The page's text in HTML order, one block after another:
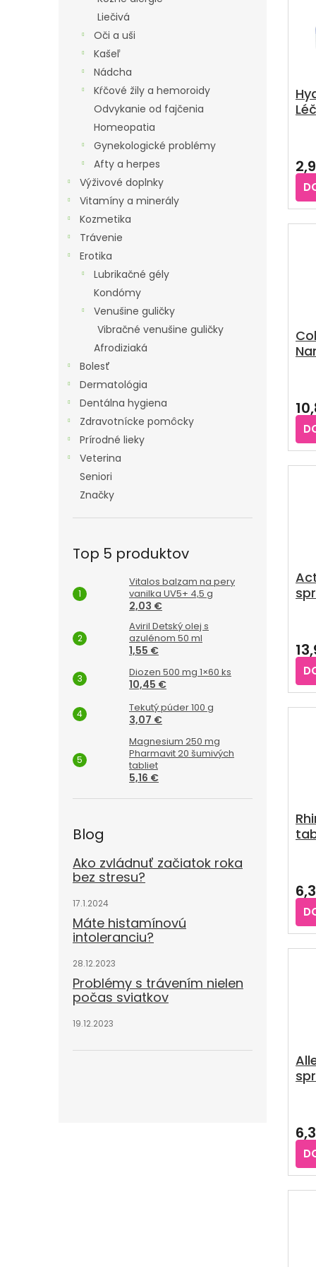
Liečivá
Oči a uši
Kašeľ
Nádcha
Kŕčové žily a hemoroidy
Odvykanie od fajčenia
Homeopatia
Gynekologické problémy
Afty a herpes
Výživové doplnky
Vitamíny a minerály
Kozmetika
Trávenie
Erotika
Lubrikačné gély
Kondómy
Venušine guličky
Vibračné venušine guličky
Afrodiziaká
Bolesť
Dermatológia
Dentálna hygiena
Zdravotnícke pomôcky
Prírodné lieky
Veterina
Seniori
Značky
Top 5 produktov
Vitalos balzam na pery
vanilka UV5+ 4,5 g
2,03 €
Aviril Detský olej s
azulénom 50 ml
1,55 €
Diozen 500 mg 1×60 ks
10,45 €
Tekutý púder 100 g
3,07 €
Magnesium 250 mg
Pharmavit 20 šumivých
tabliet
5,16 €
Blog
Ako zvládnuť začiatok roka
bez stresu?
17.1.2024
Máte histamínovú
intoleranciu?
28.12.2023
Problémy s trávením nielen
počas sviatkov
19.12.2023
V
O
V
je
3,3
z
5
4,5
z
5
3,1
z
5